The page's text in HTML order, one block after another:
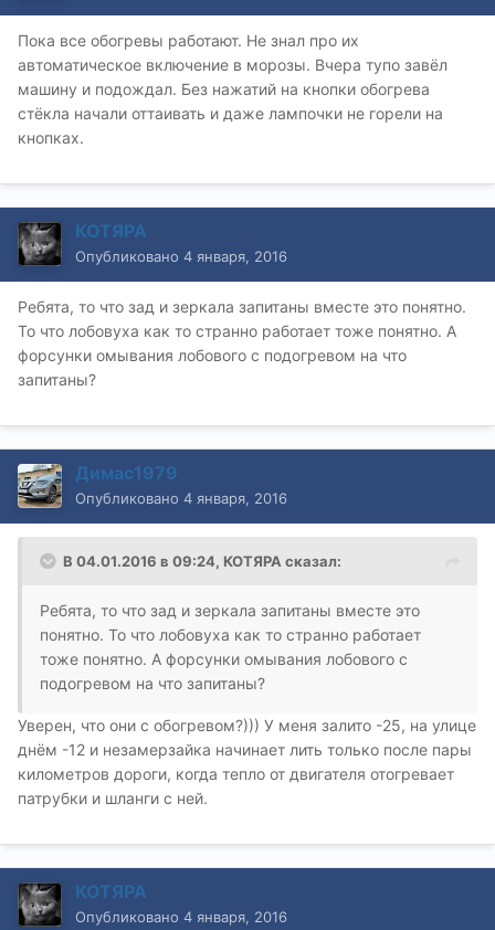
Пока все обогревы работают. Не знал про их
автоматическое включение в морозы. Вчера тупо завёл
машину и подождал. Без нажатий на кнопки обогрева
стёкла начали оттаивать и даже лампочки не горели на
кнопках.
КОТЯРА
Опубликовано 4 января, 2016
Ребята, то что зад и зеркала запитаны вместе это понятно.
То что лобовуха как то странно работает тоже понятно. А
форсунки омывания лобового с подогревом на что
запитаны?
Димас1979
Опубликовано 4 января, 2016
В 04.01.2016 в 09:24, КОТЯРА сказал:
Ребята, то что зад и зеркала запитаны вместе это
понятно. То что лобовуха как то странно работает
тоже понятно. А форсунки омывания лобового с
подогревом на что запитаны?
Уверен, что они с обогревом?))) У меня залито -25, на улице
днём -12 и незамерзайка начинает лить только после пары
километров дороги, когда тепло от двигателя отогревает
патрубки и шланги с ней.
КОТЯРА
Опубликовано 4 января, 2016